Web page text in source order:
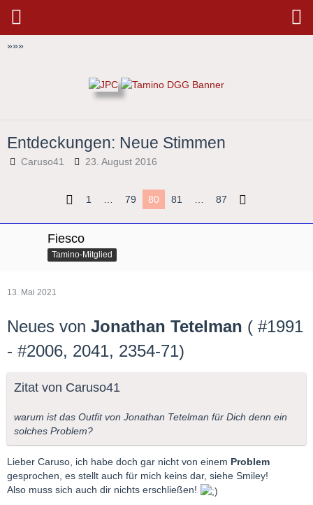
»»»
Entdeckungen: Neue Stimmen
Caruso41 23. August 2016
1 … 79 80 81 … 87
Fiesco
Tamino-Mitglied
13. Mai 2021
Neues von Jonathan Tetelman ( #1991
- #2006, 2041, 2354-71)
Zitat von Caruso41
warum ist das Outfit von Jonathan Tetelman für Dich denn ein
solches Problem?
Lieber Caruso, ich habe doch gar nicht von einem Problem
gesprochen, es stellt auch für mich keins dar, siehe Smiley!
Also muss sich auch dir nichts erschließen!